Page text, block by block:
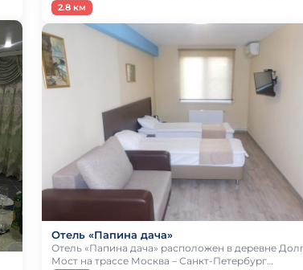
2.8 км
Отель «Папина дача»
Отель «Папина дача» расположен в деревне
Мост на трассе Москва – Санкт-Петербург…